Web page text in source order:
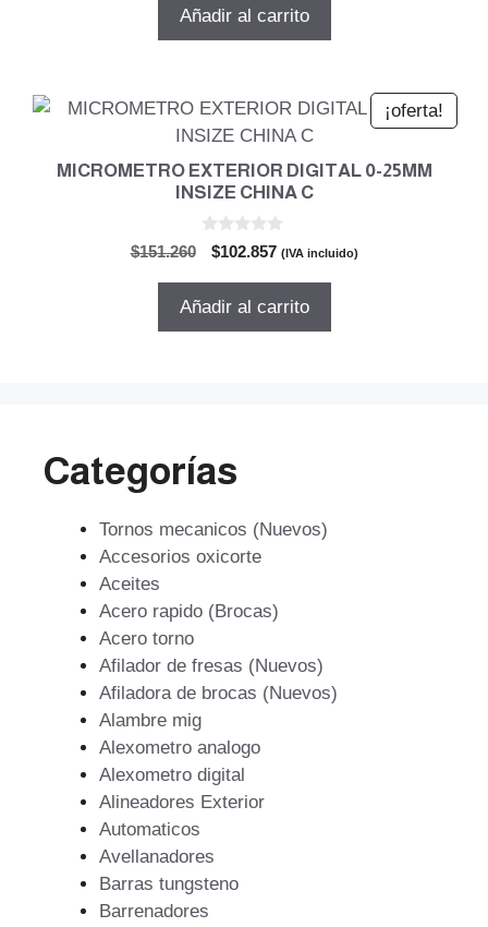
original
actual
Añadir al carrito
¡oferta!
MICROMETRO EXTERIOR DIGITAL 0-25MM
INSIZE CHINA C
$151.260
El
original
$102.857El
actual
(IVA incluido)
Añadir al carrito
Categorías
Tornos mecanicos (Nuevos)
Accesorios oxicorte
Aceites
Acero rapido (Brocas)
Acero torno
Afilador de fresas (Nuevos)
Afiladora de brocas (Nuevos)
Alambre mig
Alexometro analogo
Alexometro digital
Alineadores Exterior
Automaticos
Avellanadores
Barras tungsteno
Barrenadores